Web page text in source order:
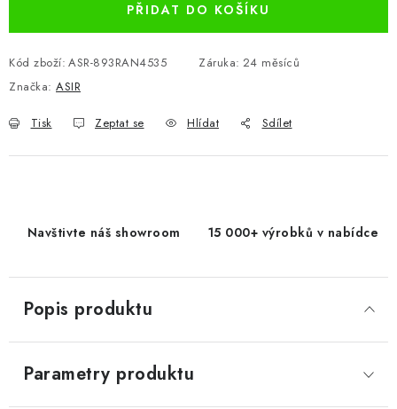
PŘIDAT DO KOŠÍKU
Kód zboží: ASR-893RAN4535 Záruka: 24 měsíců
Značka: ASIR
Tisk Zeptat se Hlídat Sdílet
Navštivte náš showroom 15 000+ výrobků v nabídce
Popis produktu
Parametry produktu